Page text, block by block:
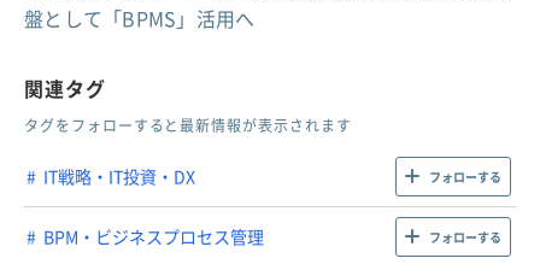
盤として「BPMS」活用へ
関連タグ
タグをフォローすると最新情報が表示されます
IT戦略・IT投資・DX フォローする
BPM・ビジネスプロセス管理 フォローする